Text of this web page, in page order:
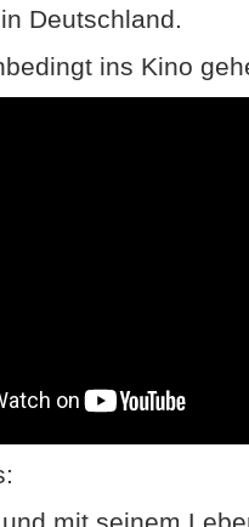
Deutschland.
ins Kino
mit seinem